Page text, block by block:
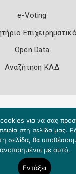
e-Voting
Open Data
Αναζήτηση ΚΑΔ
cookies για να σας
στη σελίδα μας.
τη σελίδα, θα
με αυτό.
Εντάξει
2026 Knowledge